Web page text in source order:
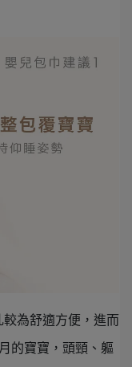
為舒適方便，進而
的寶寶，頭頸、軀